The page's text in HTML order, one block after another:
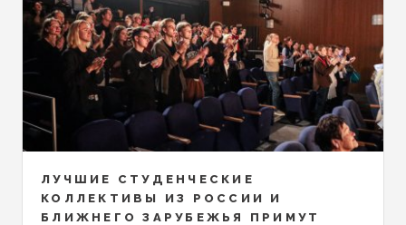
ЛУЧШИЕ СТУДЕНЧЕСКИЕ
КОЛЛЕКТИВЫ ИЗ РОССИИ И
БЛИЖНЕГО ЗАРУБЕЖЬЯ ПРИМУТ